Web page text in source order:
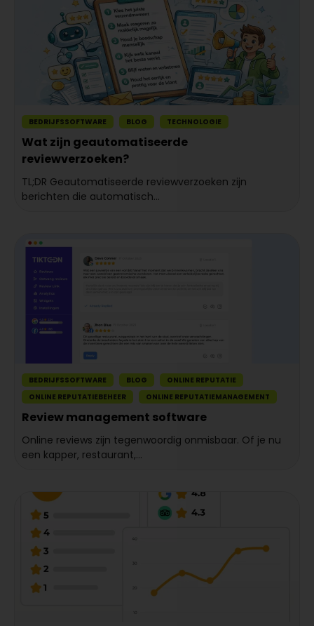
BEDRIJFSSOFTWARE BLOG TECHNOLOGIE
Wat zijn geautomatiseerde
reviewverzoeken?
TL;DR Geautomatiseerde reviewverzoeken zijn
berichten die automatisch...
BEDRIJFSSOFTWARE BLOG
ONLINE REPUTATIE
ONLINE REPUTATIEBEHEER
ONLINE REPUTATIEMANAGEMENT
Review management software
Online reviews zijn tegenwoordig onmisbaar. Of je nu
een kapper, restaurant,...